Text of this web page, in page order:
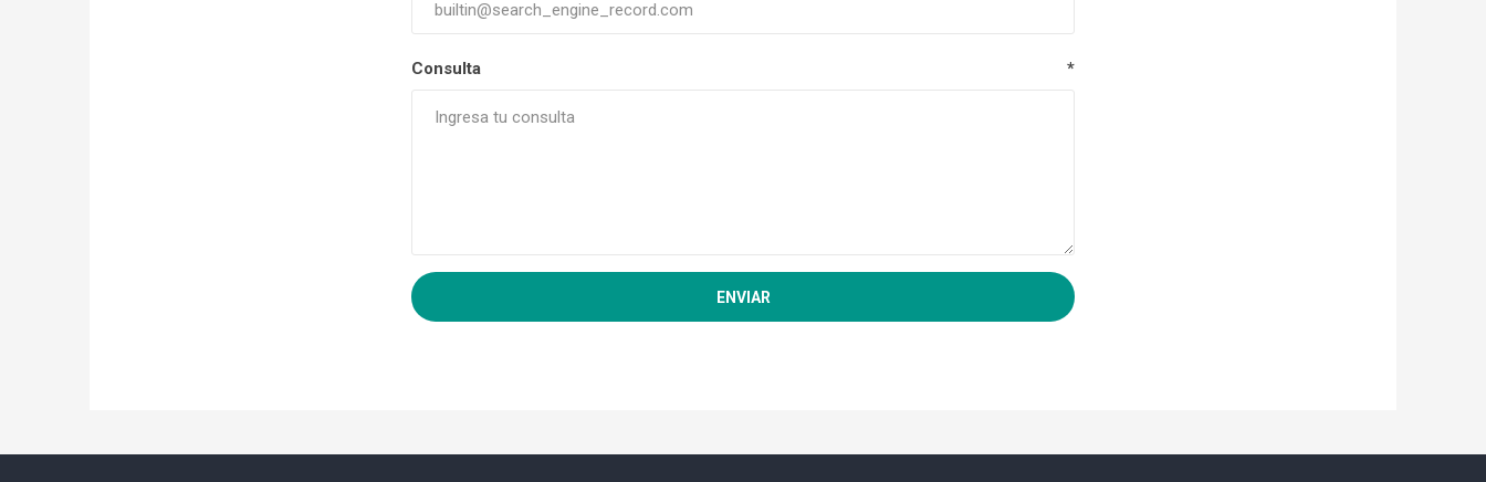
Consulta *